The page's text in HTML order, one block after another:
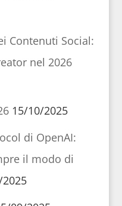
Contenuti Social:
nel 2026
15/10/2025
di OpenAI:
il modo di